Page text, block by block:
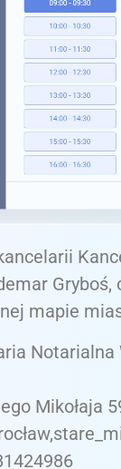
Gryboś,
mapie
Notarialna
Mikołaja